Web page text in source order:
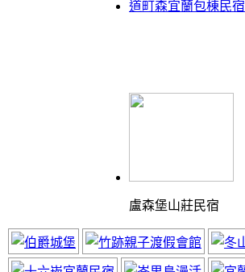
道町森宜蘭包棟民宿
盧森堡山莊民宿
體驗最棒的渡假山莊